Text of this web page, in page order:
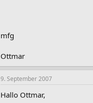
mfg
Ottmar
9. September 2007
Hallo Ottmar,